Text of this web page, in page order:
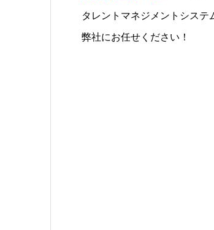
タレントマネジメントシステ
弊社にお任せください！